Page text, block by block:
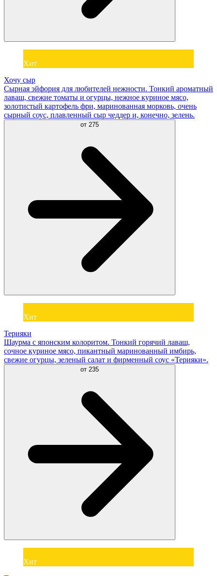
Хит
Хочу сыр
Сырная эйфория для любителей нежности. Тонкий ароматный
лаваш, свежие томаты и огурцы, нежное куриное мясо,
золотистый картофель фри, маринованная морковь, очень
сырный соус, плавленный сыр чеддер и, конечно, зелень.
от 275
Хит
Терияки
Шаурма с японским колоритом. Тонкий горячий лаваш,
сочное куриное мясо, пикантный маринованный имбирь,
свежие огурцы, зеленый салат и фирменный соус «Терияки».
от 235
Хит